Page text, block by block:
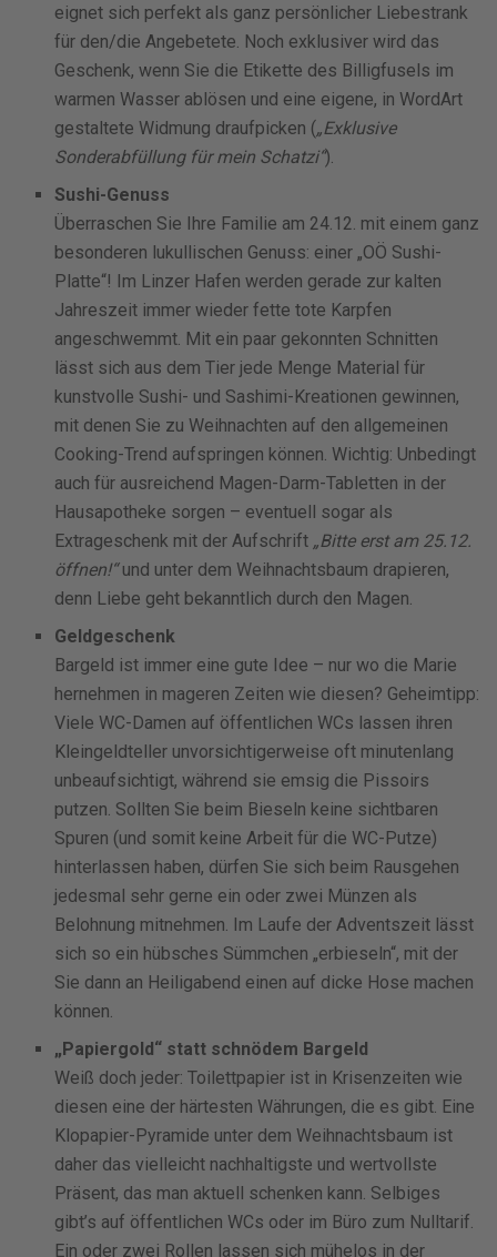
eignet sich perfekt als ganz persönlicher Liebestrank
für den/die Angebetete. Noch exklusiver wird das
Geschenk, wenn Sie die Etikette des Billigfusels im
warmen Wasser ablösen und eine eigene, in WordArt
gestaltete Widmung draufpicken („Exklusive
Sonderabfüllung für mein Schatzi“).
Sushi-Genuss
Überraschen Sie Ihre Familie am 24.12. mit einem ganz
besonderen lukullischen Genuss: einer „OÖ Sushi-
Platte“! Im Linzer Hafen werden gerade zur kalten
Jahreszeit immer wieder fette tote Karpfen
angeschwemmt. Mit ein paar gekonnten Schnitten
lässt sich aus dem Tier jede Menge Material für
kunstvolle Sushi- und Sashimi-Kreationen gewinnen,
mit denen Sie zu Weihnachten auf den allgemeinen
Cooking-Trend aufspringen können. Wichtig: Unbedingt
auch für ausreichend Magen-Darm-Tabletten in der
Hausapotheke sorgen – eventuell sogar als
Extrageschenk mit der Aufschrift „Bitte erst am 25.12.
öffnen!“und unter dem Weihnachtsbaum drapieren,
denn Liebe geht bekanntlich durch den Magen.
Geldgeschenk
Bargeld ist immer eine gute Idee – nur wo die Marie
hernehmen in mageren Zeiten wie diesen? Geheimtipp:
Viele WC-Damen auf öffentlichen WCs lassen ihren
Kleingeldteller unvorsichtigerweise oft minutenlang
unbeaufsichtigt, während sie emsig die Pissoirs
putzen. Sollten Sie beim Bieseln keine sichtbaren
Spuren (und somit keine Arbeit für die WC-Putze)
hinterlassen haben, dürfen Sie sich beim Rausgehen
jedesmal sehr gerne ein oder zwei Münzen als
Belohnung mitnehmen. Im Laufe der Adventszeit lässt
sich so ein hübsches Sümmchen „erbieseln“, mit der
Sie dann an Heiligabend einen auf dicke Hose machen
können.
„Papiergold“ statt schnödem Bargeld
Weiß doch jeder: Toilettpapier ist in Krisenzeiten wie
diesen eine der härtesten Währungen, die es gibt. Eine
Klopapier-Pyramide unter dem Weihnachtsbaum ist
daher das vielleicht nachhaltigste und wertvollste
Präsent, das man aktuell schenken kann. Selbiges
gibt’s auf öffentlichen WCs oder im Büro zum Nulltarif.
Ein oder zwei Rollen lassen sich mühelos in der